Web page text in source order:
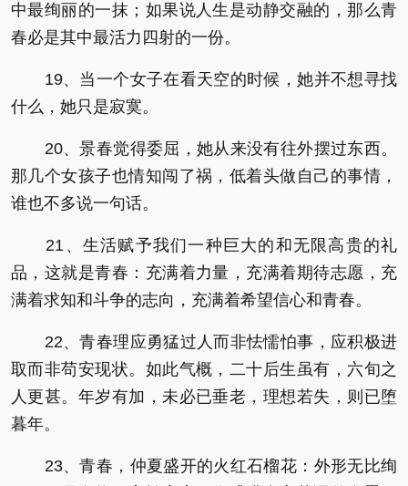
中最绚丽的一抹；如果说人生是动静交融的，那么青
春必是其中最活力四射的一份。
19、当一个女子在看天空的时候，她并不想寻找
什么，她只是寂寞。
20、景春觉得委屈，她从来没有往外摆过东西。
那几个女孩子也情知闯了祸，低着头做自己的事情，
谁也不多说一句话。
21、生活赋予我们一种巨大的和无限高贵的礼
品，这就是青春：充满着力量，充满着期待志愿，充
满着求知和斗争的志向，充满着希望信心和青春。
22、青春理应勇猛过人而非怯懦怕事，应积极进
取而非苟安现状。如此气概，二十后生虽有，六旬之
人更甚。年岁有加，未必已垂老，理想若失，则已堕
暮年。
23、青春，仲夏盛开的火红石榴花：外形无比绚